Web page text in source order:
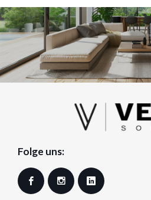
Folge uns:
Facebook Instagram